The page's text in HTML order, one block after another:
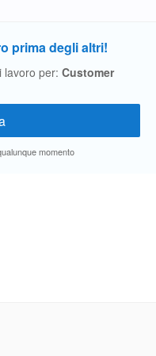
prima degli altri!
lavoro per: Customer
momento